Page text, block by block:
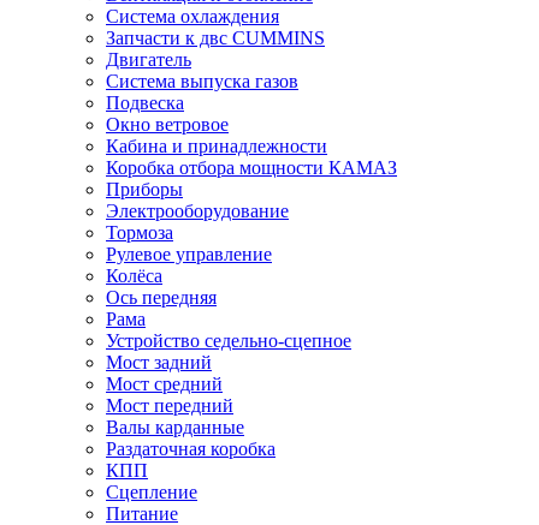
Система охлаждения
Запчасти к двс CUMMINS
Двигатель
Система выпуска газов
Подвеска
Окно ветровое
Кабина и принадлежности
Коробка отбора мощности КАМАЗ
Приборы
Электрооборудование
Тормоза
Рулевое управление
Колёса
Ось передняя
Рама
Устройство седельно-сцепное
Мост задний
Мост средний
Мост передний
Валы карданные
Раздаточная коробка
КПП
Сцепление
Питание